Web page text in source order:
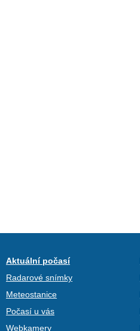
Aktuální počasí
Radarové snímky
Meteostanice
Počasí u vás
Webkamery